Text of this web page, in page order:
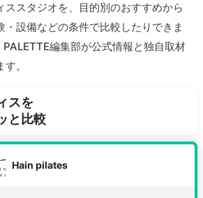
ススタジオを、目的別のおすすめから
・設備などの条件で比較したりできま
編集部が公式情報と独自取材
。
スを
と比較
Hain pilates